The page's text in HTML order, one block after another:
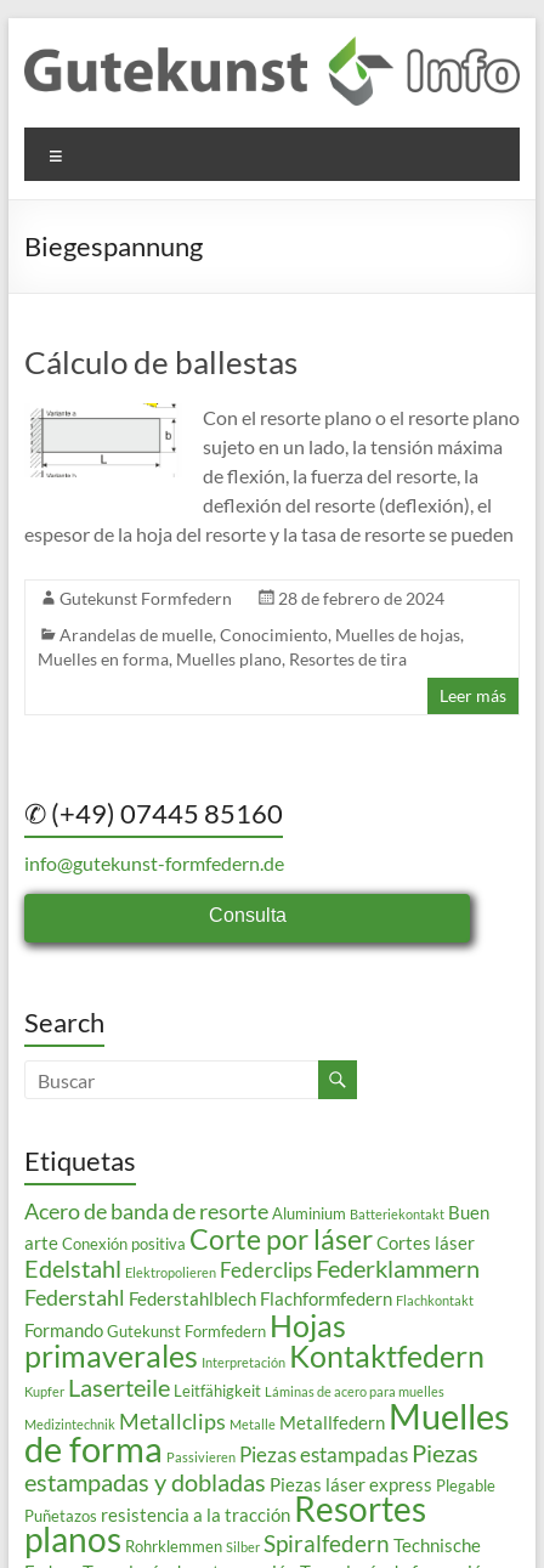
contenido
Gutekunst
Formfedern
GmbH
Informationen
Flachmaterial
Biegespannung
Cálculo de ballestas
Con el resorte plano o el resorte plano
sujeto en un lado, la tensión máxima
de flexión, la fuerza del resorte, la
deflexión del resorte (deflexión), el
espesor de la hoja del resorte y la tasa de resorte se pueden
Gutekunst Formfedern
28 de febrero de 2024
Arandelas de muelle, Conocimiento, Muelles de hojas,
Muelles en forma, Muelles plano, Resortes de tira
Leer más
✆ (+49) 07445 85160
info@gutekunst-formfedern.de
Consulta
Search
Etiquetas
Acero de banda de resorte Aluminium Batteriekontakt Buen
arte Conexión positiva Corte por láserCortes láser
Edelstahl Elektropolieren Federclips Federklammern
Federstahl Federstahlblech Flachformfedern Flachkontakt
Formando Gutekunst Formfedern Hojas
primaverales Interpretación Kontaktfedern
Kupfer Laserteile Leitfähigkeit Láminas de acero para muelles
Medizintechnik Metallclips Metalle Metallfedern Muelles
de forma Passivieren Piezas estampadas Piezas
estampadas y dobladas Piezas láser express Plegable
Puñetazos resistencia a la tracción Resortes
planos Rohrklemmen Silber Spiralfedern Technische